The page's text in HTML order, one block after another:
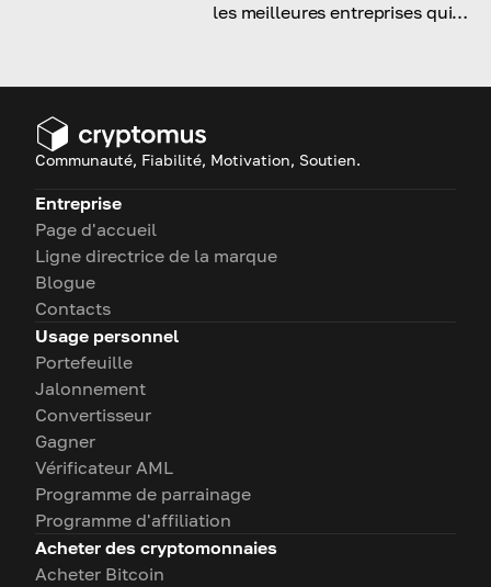
les meilleures entreprises qui
commençons !
Communauté, Fiabilité, Motivation, Soutien.
Entreprise
Page d'accueil
Ligne directrice de la marque
Blogue
Contacts
Usage personnel
Portefeuille
Jalonnement
Convertisseur
Gagner
Vérificateur AML
Programme de parrainage
Programme d'affiliation
Acheter des cryptomonnaies
Acheter Bitcoin